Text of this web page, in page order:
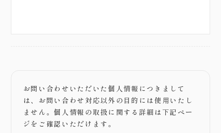
お問い合わせいただいた個人情報につきまして
は、お問い合わせ対応以外の目的には使用いたし
ません。個人情報の取扱に関する詳細は下記ペー
ジをご確認いただけます。